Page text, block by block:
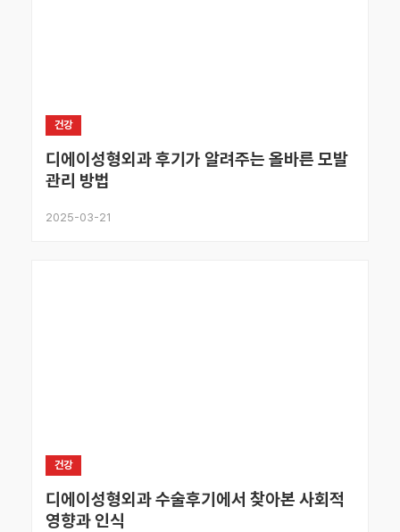
건강
디에이성형외과 후기가 알려주는 올바른 모발
관리 방법
2025-03-21
건강
디에이성형외과 수술후기에서 찾아본 사회적
영향과 인식